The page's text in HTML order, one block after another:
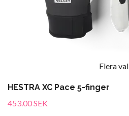
Flera val
HESTRA XC Pace 5-finger
453.00 SEK